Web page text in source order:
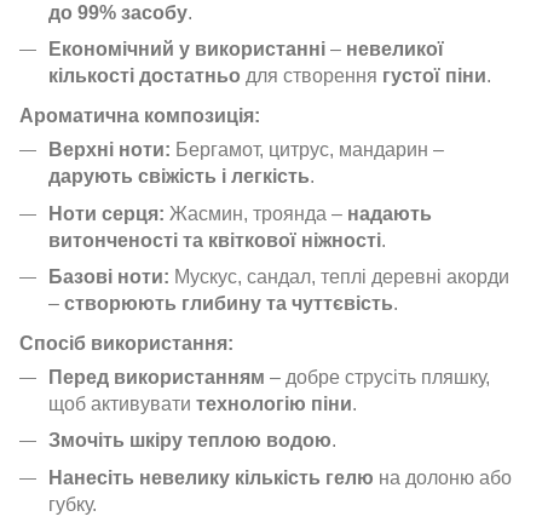
до 99% засобу.
Економічний у використанні – невеликої
кількості достатньо для створення густої піни.
Ароматична композиція:
Верхні ноти: Бергамот, цитрус, мандарин –
дарують свіжість і легкість.
Ноти серця: Жасмин, троянда – надають
витонченості та квіткової ніжності.
Базові ноти: Мускус, сандал, теплі деревні акорди
– створюють глибину та чуттєвість.
Спосіб використання:
Перед використанням – добре струсіть пляшку,
щоб активувати технологію піни.
Змочіть шкіру теплою водою.
Нанесіть невелику кількість гелю на долоню або
губку.